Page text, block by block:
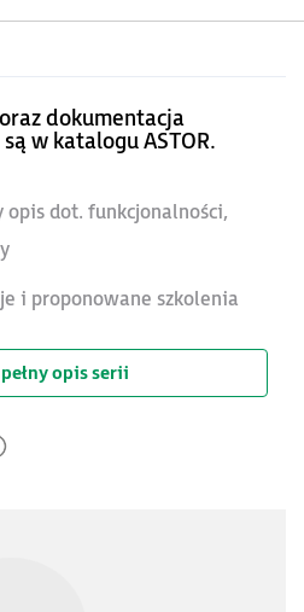
dokumentacja
w katalogu ASTOR.
opis dot. funkcjonalności,
i proponowane szkolenia
opis serii